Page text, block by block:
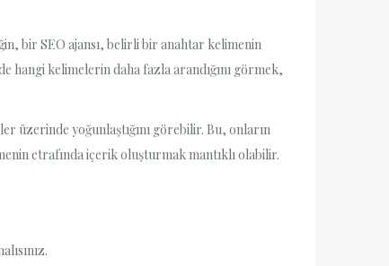
bir SEO ajansı, belirli bir anahtar kelimenin
kelimelerin daha fazla arandığını görmek,
üzerinde yoğunlaştığını görebilir. Bu, onların
etrafında içerik oluşturmak mantıklı olabilir.